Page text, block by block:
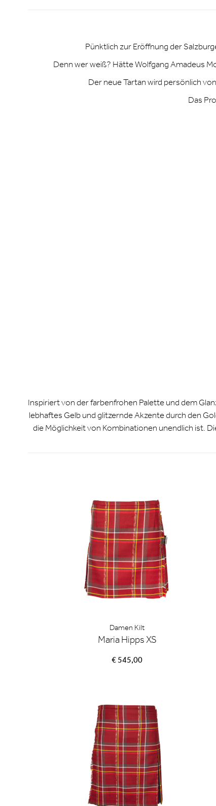
Pünktlich zur Eröffnung der
Denn wer weiß? Hätte Wolfgang Amadeus
Der neue Tartan wird persönlich
Das
Inspiriert von der farbenfrohen Palette und dem
lebhaftes Gelb und glitzernde Akzente durch den
die Möglichkeit von Kombinationen unendlich ist.
Damen Kilt
Maria Hipps XS
€ 545,00